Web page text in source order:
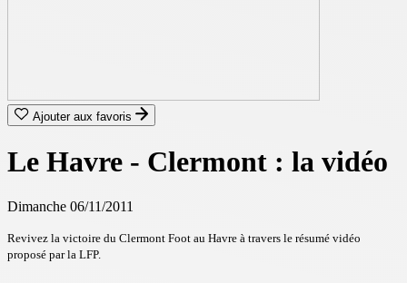
Ajouter aux favoris
Le Havre - Clermont : la vidéo
Dimanche 06/11/2011
Revivez la victoire du Clermont Foot au Havre à travers le résumé vidéo
proposé par la LFP.